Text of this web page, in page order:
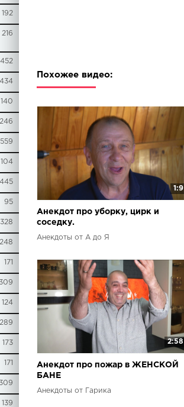
192
216
452
434
140
246
559
104
445
95
328
248
171
309
124
289
173
171
309
139
Похожее видео:
1:9
Анекдот про уборку, цирк и
соседку.
Анекдоты от А до Я
2:58
Анекдот про пожар в ЖЕНСКОЙ
БАНЕ
Анекдоты от Гарика